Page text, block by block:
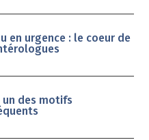
en urgence : le coeur de
des motifs